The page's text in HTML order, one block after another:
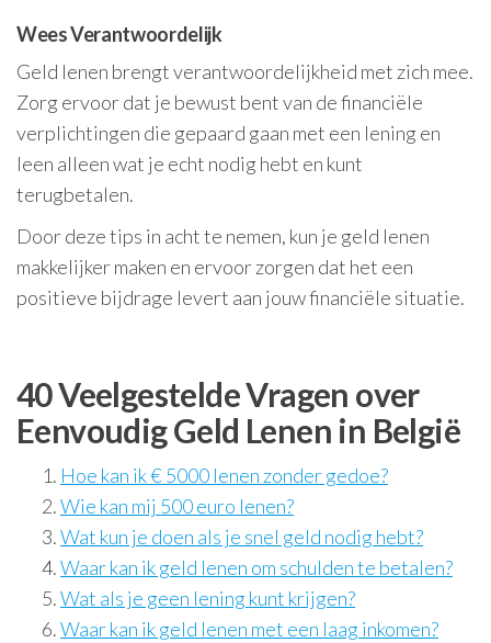
Wees Verantwoordelijk
Geld lenen brengt verantwoordelijkheid met zich mee.
Zorg ervoor dat je bewust bent van de financiële
verplichtingen die gepaard gaan met een lening en
leen alleen wat je echt nodig hebt en kunt
terugbetalen.
Door deze tips in acht te nemen, kun je geld lenen
makkelijker maken en ervoor zorgen dat het een
positieve bijdrage levert aan jouw financiële situatie.
40 Veelgestelde Vragen over
Eenvoudig Geld Lenen in België
Hoe kan ik € 5000 lenen zonder gedoe?
Wie kan mij 500 euro lenen?
Wat kun je doen als je snel geld nodig hebt?
Waar kan ik geld lenen om schulden te betalen?
Wat als je geen lening kunt krijgen?
Waar kan ik geld lenen met een laag inkomen?